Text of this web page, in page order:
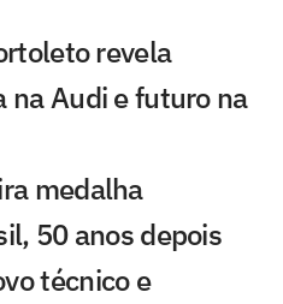
revela
na Audi e futuro na
medalha
50 anos depois
técnico e